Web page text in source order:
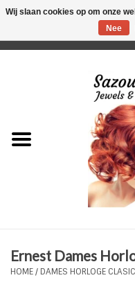
Just for Him
Plus Size Sieraden
Ernest Dames
HOME/ DAMES HORLOGE
Wij slaan cookies op om onze
Nee